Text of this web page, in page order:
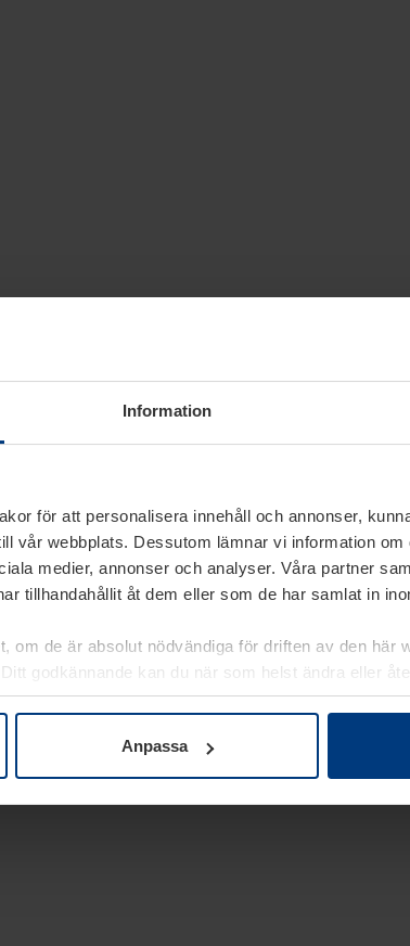
Information
för att personalisera innehåll och annonser,
vår webbplats. Dessutom lämnar vi information om
medier, annonser och analyser. Våra partner
tillhandahållit åt dem eller som de har samlat in
om de är absolut nödvändiga för driften av den här
godkännande kan du när som helst ändra eller
webbplats.
Anpassa